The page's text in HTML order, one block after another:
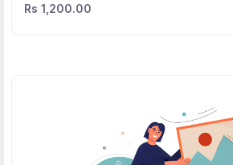
Rs 1,200.00